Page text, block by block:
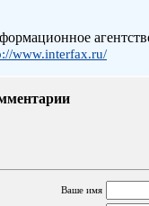
www.interfax.ru/
Ваше имя